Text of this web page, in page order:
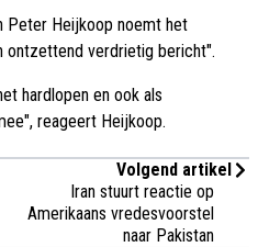
Peter Heijkoop noemt het
ontzettend verdrietig bericht".
hardlopen en ook als
reageert Heijkoop.
Volgend artikel
Iran stuurt reactie op
Amerikaans vredesvoorstel
naar Pakistan